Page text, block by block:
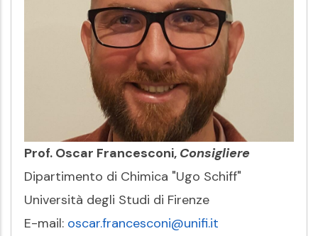
Prof. Oscar Francesconi, Consigliere
Dipartimento di Chimica "Ugo Schiff"
Università degli Studi di Firenze
E-mail: oscar.francesconi@unifi.it